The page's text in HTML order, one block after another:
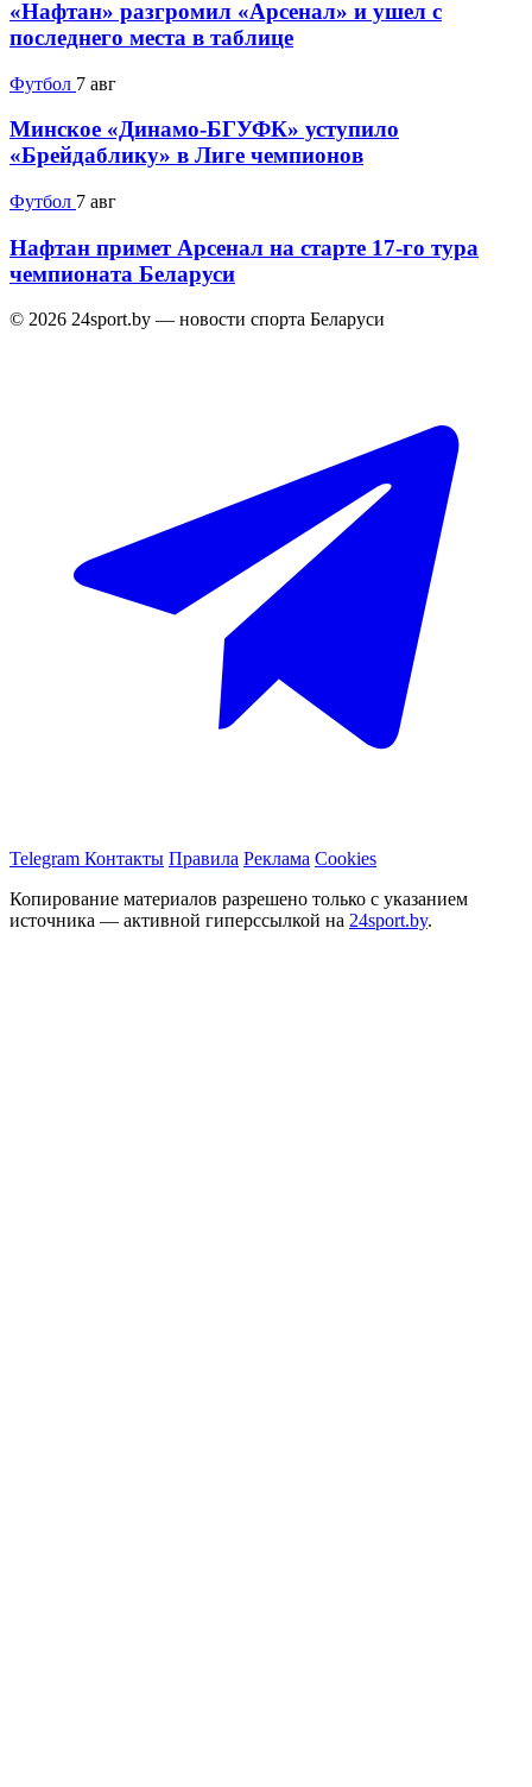
«Нафтан» разгромил «Арсенал» и ушел с
последнего места в таблице
Футбол 7 авг
Минское «Динамо-БГУФК» уступило
«Брейдаблику» в Лиге чемпионов
Футбол 7 авг
Нафтан примет Арсенал на старте 17-го тура
чемпионата Беларуси
© 2026 24sport.by — новости спорта Беларуси
Telegram Контакты Правила Реклама Cookies
Копирование материалов разрешено только с указанием
источника — активной гиперссылкой на 24sport.by.